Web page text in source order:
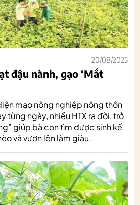
20/08/2025
đậu nành, gạo ‘Mắt
mạo nông nghiệp nông thôn
từng ngày, nhiều HTX ra đời, trở
giúp bà con tìm được sinh kế
và vươn lên làm giàu.